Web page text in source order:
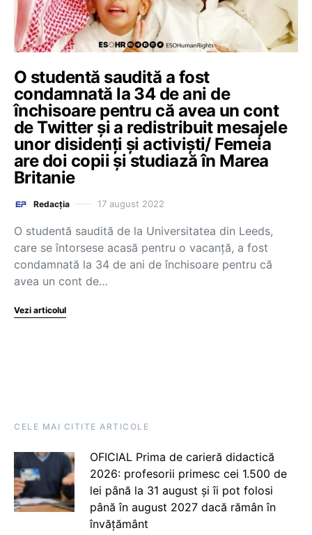
O studentă saudită a fost
condamnată la 34 de ani de
închisoare pentru că avea un cont
de Twitter și a redistribuit mesajele
unor disidenți și activiști/ Femeia
are doi copii și studiază în Marea
Britanie
Redacția 17 august 2022
O studentă saudită de la Universitatea din Leeds,
care se întorsese acasă pentru o vacanță, a fost
condamnată la 34 de ani de închisoare pentru că
avea un cont de…
Vezi articolul
CELE MAI CITITE ARTICOLE
OFICIAL Prima de carieră didactică
2026: profesorii primesc cei 1.500 de
lei până la 31 august și îi pot folosi
până în august 2027 dacă rămân în
învățământ